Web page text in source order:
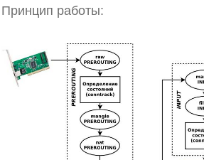
Принцип работы: